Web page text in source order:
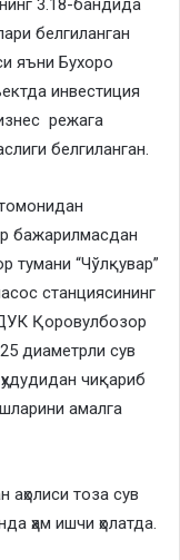
3.18-бандида
белгиланган
яъни Бухоро
инвестиция
режага
белгиланган.
бажарилмасдан
тумани “Чўлқувар”
станциясининг
Қоровулбозор
диаметрли сув
чиқариб
амалга
тоза сув
ҳам ишчи ҳолатда.